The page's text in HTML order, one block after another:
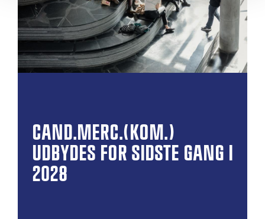
CAND.MERC.(KOM.)
UDBYDES FOR SIDSTE GANG I
2028